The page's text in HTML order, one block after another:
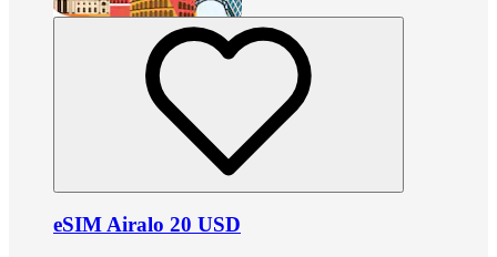
eSIM Airalo 20 USD